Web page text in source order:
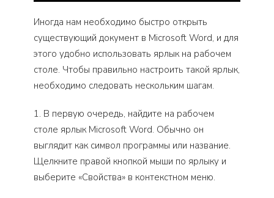
Иногда нам необходимо быстро открыть
существующий документ в Microsoft Word, и для
этого удобно использовать ярлык на рабочем
столе. Чтобы правильно настроить такой ярлык,
необходимо следовать нескольким шагам.
1. В первую очередь, найдите на рабочем
столе ярлык Microsoft Word. Обычно он
выглядит как символ программы или название.
Щелкните правой кнопкой мыши по ярлыку и
выберите «Свойства» в контекстном меню.